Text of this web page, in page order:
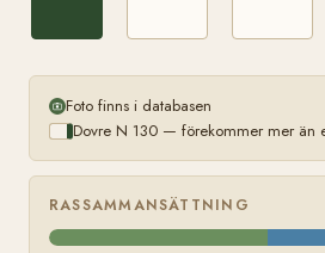
Foto finns i databasen
Dovre N 130 — förekommer mer än
RASSAMMANSÄTTNING